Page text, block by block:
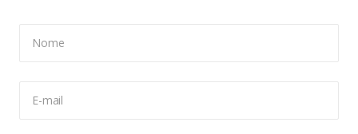
Nome
E-mail
CONFIGURAÇÃO DE COOKIES: